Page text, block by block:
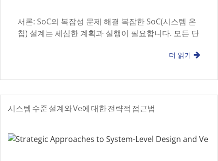
서론: SoC의 복잡성 문제 해결 복잡한 SoC(시스템 온
칩) 설계는 세심한 계획과 실행이 필요합니다. 모든 단
더 읽기
시스템 수준 설계와 Ve에 대한 전략적 접근법